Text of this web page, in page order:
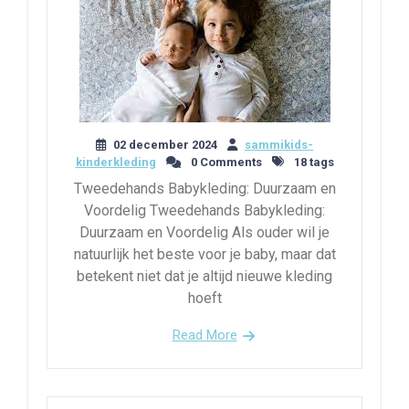
02 december 2024
sammikids-
kinderkleding
0 Comments 18 tags
Tweedehands Babykleding: Duurzaam en
Voordelig Tweedehands Babykleding:
Duurzaam en Voordelig Als ouder wil je
natuurlijk het beste voor je baby, maar dat
betekent niet dat je altijd nieuwe kleding
hoeft
Read More